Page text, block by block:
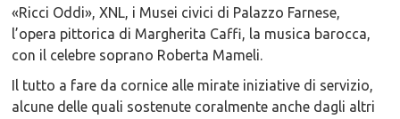
«Ricci Oddi», XNL, i Musei civici di Palazzo Farnese,
l’opera pittorica di Margherita Caffi, la musica barocca,
con il celebre soprano Roberta Mameli.
Il tutto a fare da cornice alle mirate iniziative di servizio,
alcune delle quali sostenute coralmente anche dagli altri